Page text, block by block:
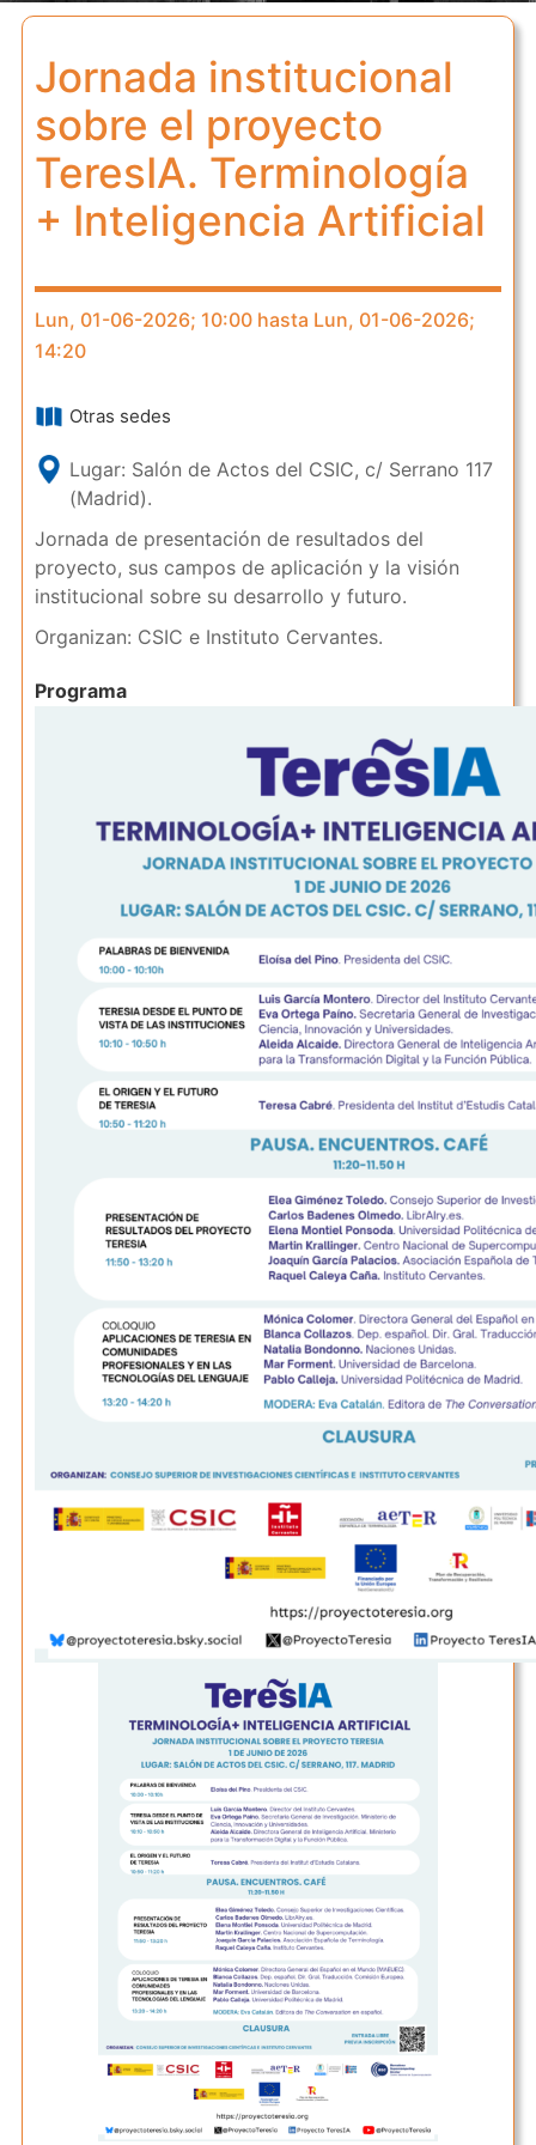
Jornada institucional
sobre el proyecto
TeresIA. Terminología
+ Inteligencia Artificial
Lun, 01-06-2026; 10:00 hasta Lun, 01-06-2026;
14:20
Otras sedes
Lugar: Salón de Actos del CSIC, c/ Serrano 117
(Madrid).
Jornada de presentación de resultados del
proyecto, sus campos de aplicación y la visión
institucional sobre su desarrollo y futuro.
Organizan: CSIC e Instituto Cervantes.
Programa